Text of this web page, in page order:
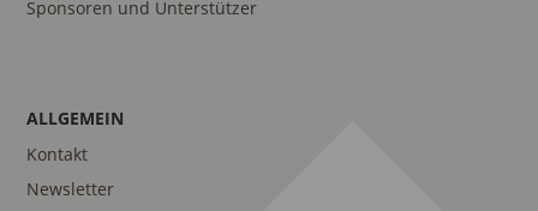
Sponsoren und Unterstützer
ALLGEMEIN
Kontakt
Newsletter